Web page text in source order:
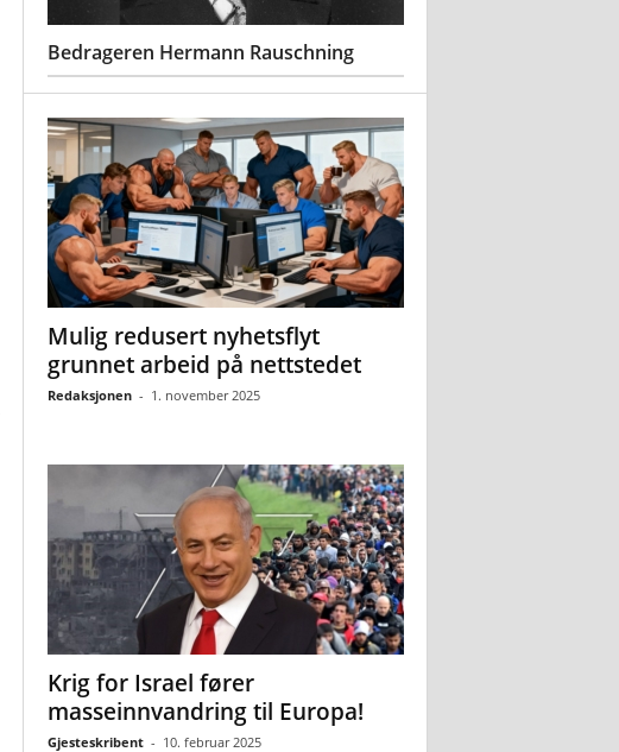
Bedrageren Hermann Rauschning
Mulig redusert nyhetsflyt
grunnet arbeid på nettstedet
Redaksjonen - 1. november 2025
Krig for Israel fører
masseinnvandring til Europa!
Gjesteskribent - 10. februar 2025